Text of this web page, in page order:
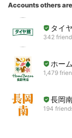
Accounts others
タイ
342
ホー
1,479
長岡
194